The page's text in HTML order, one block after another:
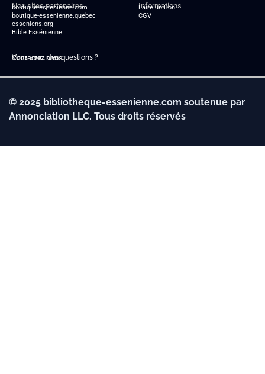
Nos sites partenaires
boutique-essenienne.com
boutique-essenienne.quebec
esseniens.org
Bible Essénienne
Informations
Faire un Don
CGV
Vous avez des questions ?
Contactez nous
© 2025 bibliotheque-essenienne.com soutenue par
Annonciation LLC. Tous droits réservés